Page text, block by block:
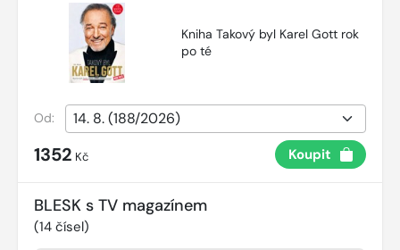
Kniha Takový byl Karel Gott rok
po té
Od:
1352 Kč Koupit
BLESK s TV magazínem
(14 čísel)